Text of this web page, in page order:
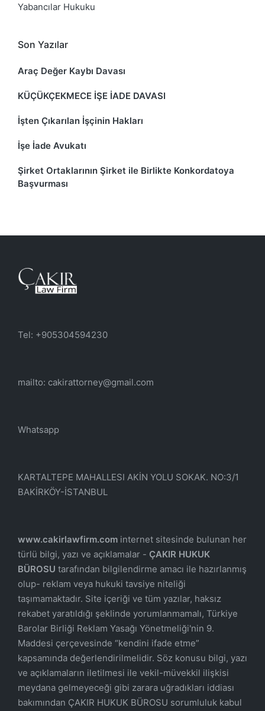
Yabancılar Hukuku
Son Yazılar
Araç Değer Kaybı Davası
KÜÇÜKÇEKMECE İŞE İADE DAVASI
İşten Çıkarılan İşçinin Hakları
İşe İade Avukatı
Şirket Ortaklarının Şirket ile Birlikte Konkordatoya
Başvurması
Tel: +905304594230
mailto: cakirattorney@gmail.com
Whatsapp
KARTALTEPE MAHALLESI AKİN YOLU SOKAK. NO:3/1
BAKİRKÖY-İSTANBUL
www.cakirlawfirm.com internet sitesinde bulunan her
türlü bilgi, yazı ve açıklamalar - ÇAKIR HUKUK
BÜROSU tarafından bilgilendirme amacı ile hazırlanmış
olup- reklam veya hukuki tavsiye niteliği
taşımamaktadır. Site içeriği ve tüm yazılar, haksız
rekabet yaratıldığı şeklinde yorumlanmamalı, Türkiye
Barolar Birliği Reklam Yasağı Yönetmeliği'nin 9.
Maddesi çerçevesinde “kendini ifade etme”
kapsamında değerlendirilmelidir. Söz konusu bilgi, yazı
ve açıklamaların iletilmesi ile vekil-müvekkil ilişkisi
meydana gelmeyeceği gibi zarara uğradıkları iddiası
bakımından ÇAKIR HUKUK BÜROSU sorumluluk kabul